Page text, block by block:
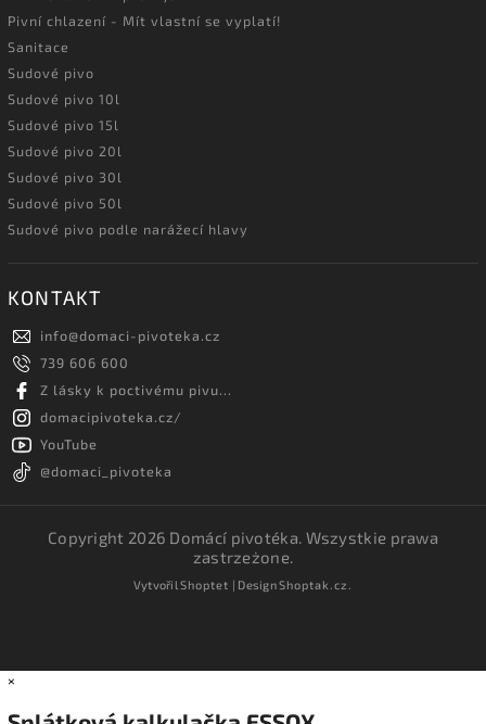
Pivní chlazení - Mít vlastní se vyplatí!
Sanitace
Sudové pivo
Sudové pivo 10l
Sudové pivo 15l
Sudové pivo 20l
Sudové pivo 30l
Sudové pivo 50l
Sudové pivo podle narážecí hlavy
KONTAKT
info@domaci-pivoteka.cz
739 606 600
Z lásky k poctivému pivu...
domacipivoteka.cz/
YouTube
@domaci_pivoteka
Copyright 2026 Domácí pivotéka . Wszystkie prawa
zastrzeżone.
VytvořilShoptet | DesignShoptak.cz.
×